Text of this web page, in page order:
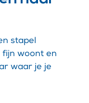
stapel
fijn woont en
waar je je